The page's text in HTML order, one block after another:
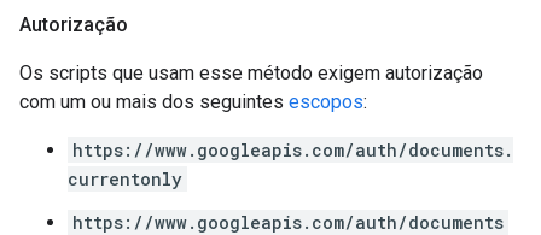
Autorização
Os scripts que usam esse método exigem autorização
com um ou mais dos seguintes escopos:
https://www.googleapis.com/auth/documents.
currentonly
https://www.googleapis.com/auth/documents